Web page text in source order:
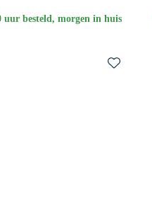
uur besteld, morgen in huis